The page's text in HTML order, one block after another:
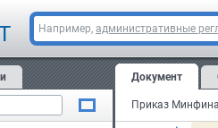
Например, административные
Документ